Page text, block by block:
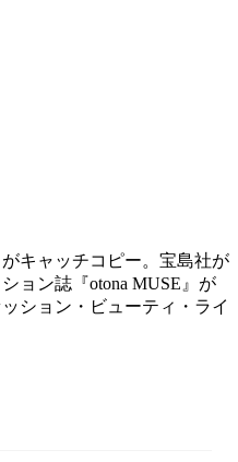
キャッチコピー。宝島社が
ョン誌『otona MUSE』が
ション・ビューティ・ライ